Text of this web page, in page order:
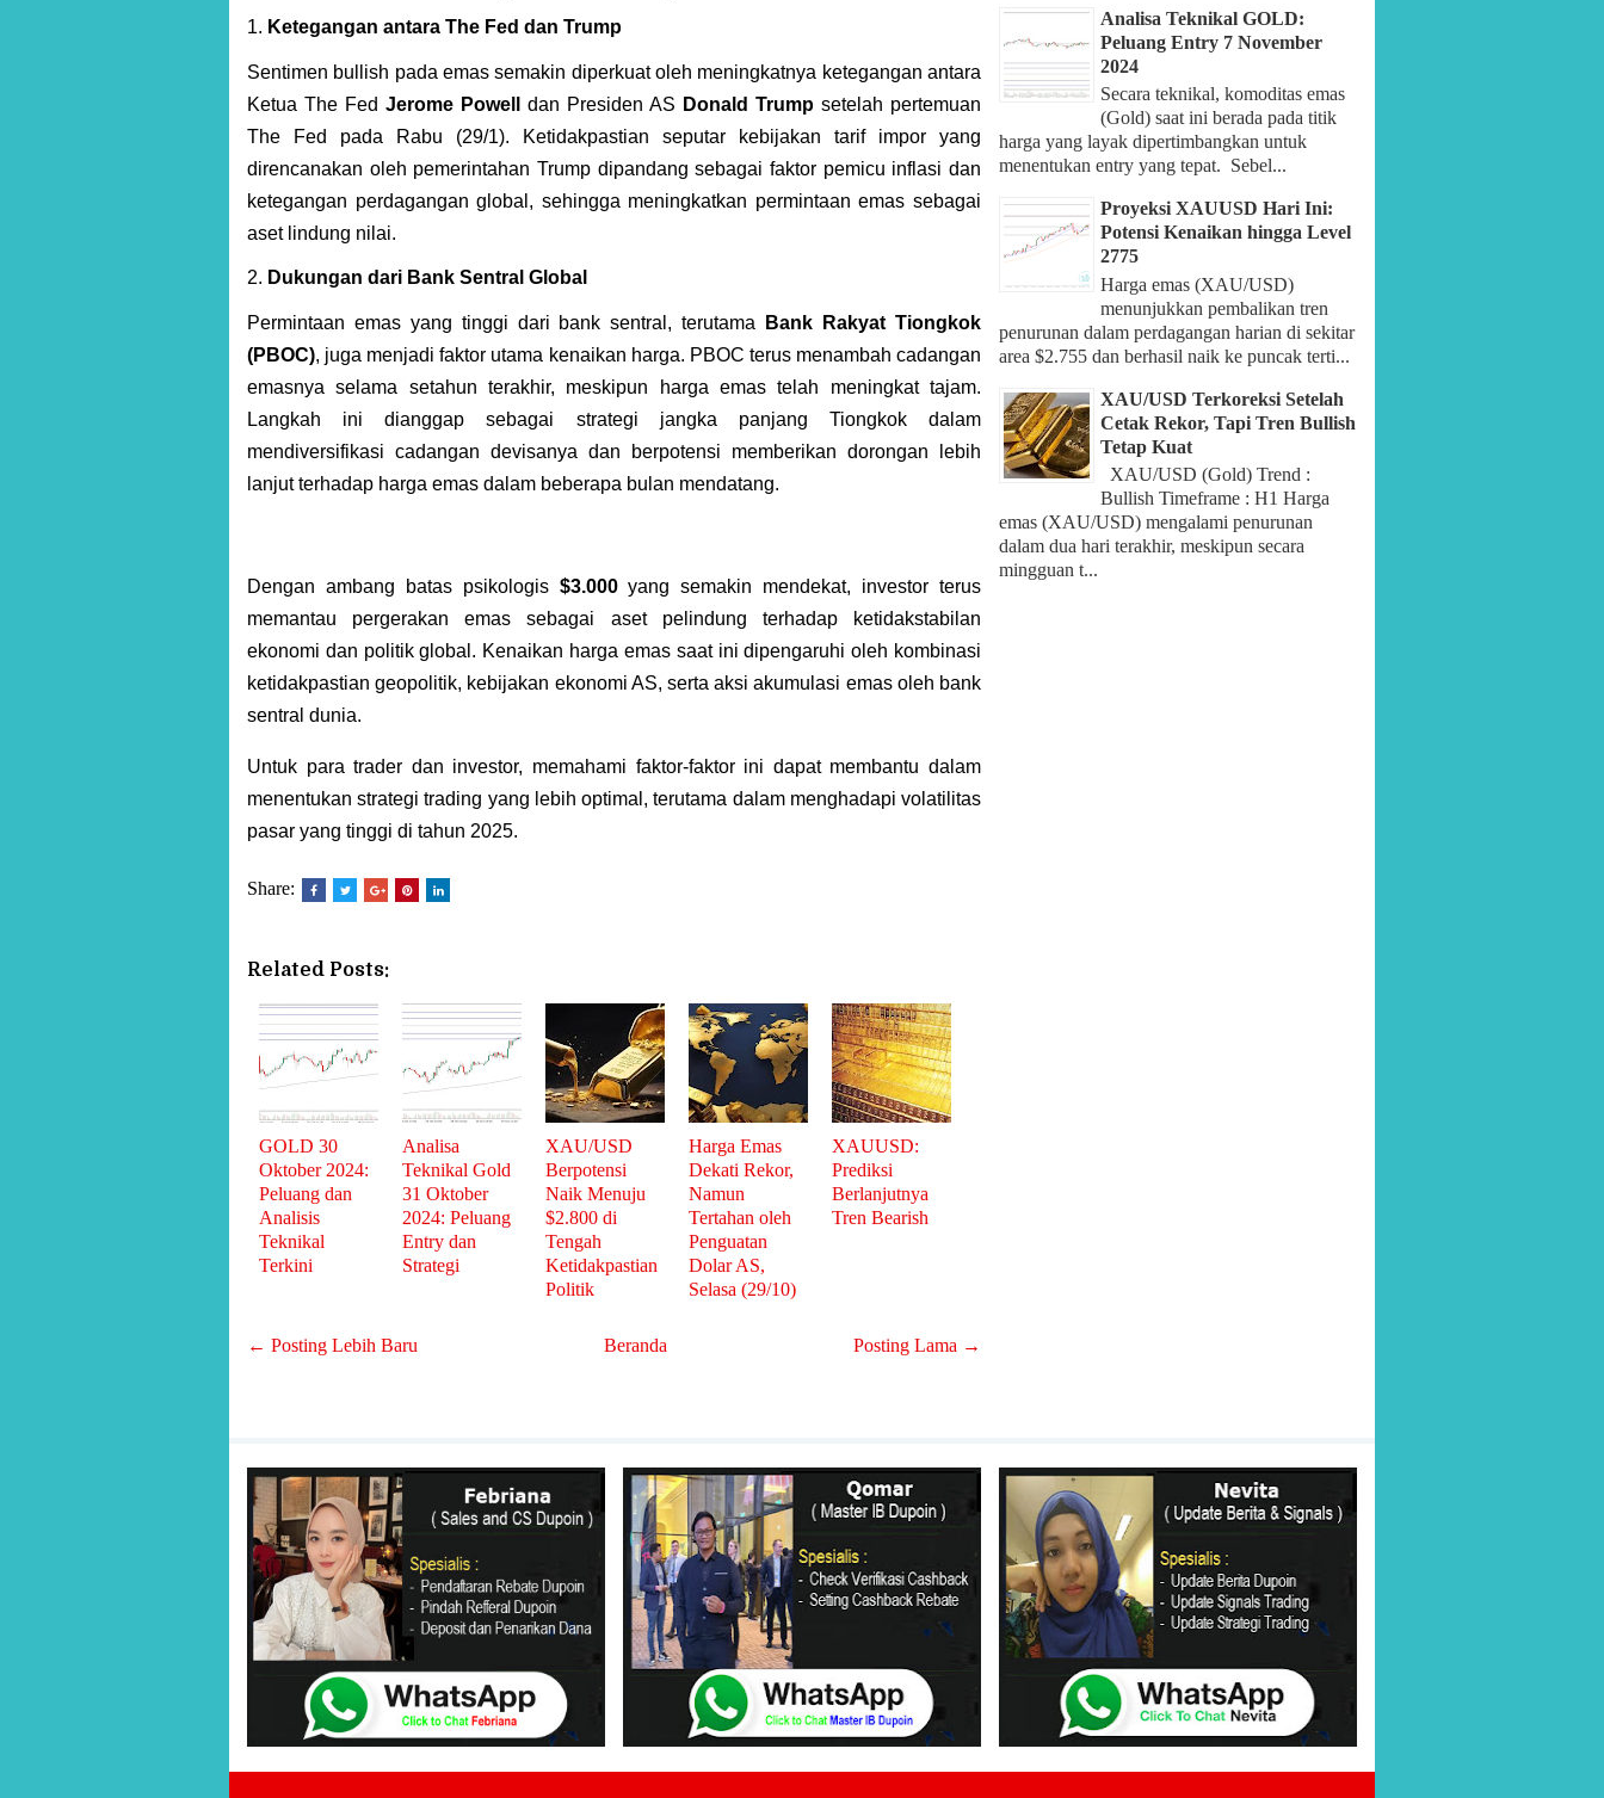
1. Ketegangan antara The Fed dan Trump
Sentimen bullish pada emas semakin diperkuat oleh meningkatnya ketegangan antara
Ketua The Fed Jerome Powell dan Presiden AS Donald Trump setelah pertemuan
The Fed pada Rabu (29/1). Ketidakpastian seputar kebijakan tarif impor yang
direncanakan oleh pemerintahan Trump dipandang sebagai faktor pemicu inflasi dan
ketegangan perdagangan global, sehingga meningkatkan permintaan emas sebagai
aset lindung nilai.
2. Dukungan dari Bank Sentral Global
Permintaan emas yang tinggi dari bank sentral, terutama
Bank Rakyat Tiongkok
(PBOC), juga menjadi faktor utama kenaikan harga. PBOC terus menambah cadangan
emasnya selama setahun terakhir, meskipun harga emas telah meningkat tajam.
Langkah ini dianggap sebagai strategi jangka panjang Tiongkok dalam
mendiversifikasi cadangan devisanya dan berpotensi memberikan dorongan lebih
lanjut terhadap harga emas dalam beberapa bulan mendatang.
Dengan ambang batas psikologis $3.000yang semakin mendekat, investor terus
memantau pergerakan emas sebagai aset pelindung terhadap ketidakstabilan
ekonomi dan politik global. Kenaikan harga emas saat ini dipengaruhi oleh kombinasi
ketidakpastian geopolitik, kebijakan ekonomi AS, serta aksi akumulasi emas oleh bank
sentral dunia.
Untuk para trader dan investor, memahami faktor-faktor ini dapat membantu dalam
menentukan strategi trading yang lebih optimal, terutama dalam menghadapi volatilitas
pasar yang tinggi di tahun 2025.
Share:
Related Posts:
GOLD 30
Oktober 2024:
Peluang dan
Analisis
Teknikal
Terkini
Analisa
Teknikal Gold
31 Oktober
2024: Peluang
Entry dan
Strategi
XAU/USD
Berpotensi
Naik Menuju
$2.800 di
Tengah
Ketidakpastian
Politik
Harga Emas
Dekati Rekor,
Namun
Tertahan oleh
Penguatan
Dolar AS,
Selasa (29/10)
XAUUSD:
Prediksi
Berlanjutnya
Tren Bearish
← Posting Lebih Baru Posting Lama →
Beranda
Analisa Teknikal GOLD:
Peluang Entry 7 November
2024
Secara teknikal, komoditas emas
(Gold) saat ini berada pada titik
harga yang layak dipertimbangkan untuk
menentukan entry yang tepat. Sebel...
Proyeksi XAUUSD Hari Ini:
Potensi Kenaikan hingga Level
2775
Harga emas (XAU/USD)
menunjukkan pembalikan tren
penurunan dalam perdagangan harian di sekitar
area $2.755 dan berhasil naik ke puncak terti...
XAU/USD Terkoreksi Setelah
Cetak Rekor, Tapi Tren Bullish
Tetap Kuat
XAU/USD (Gold) Trend :
Bullish Timeframe : H1 Harga
emas (XAU/USD) mengalami penurunan
dalam dua hari terakhir, meskipun secara
mingguan t...